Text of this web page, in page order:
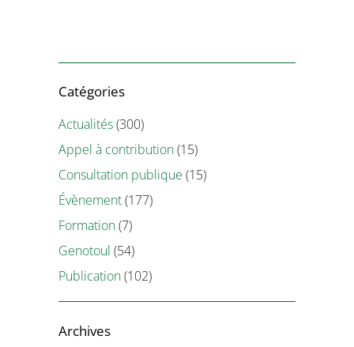
Catégories
Actualités(300)
Appel à contribution(15)
Consultation publique (15)
Évènement(177)
Formation(7)
Genotoul (54)
Publication(102)
Archives